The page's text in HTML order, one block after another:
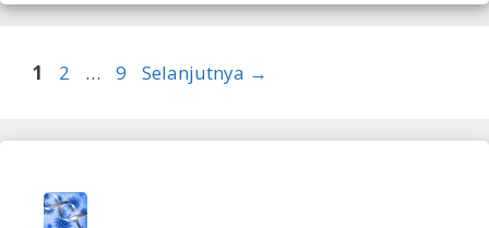
Halaman
1 Halaman
2 … Halaman
9 Selanjutnya →